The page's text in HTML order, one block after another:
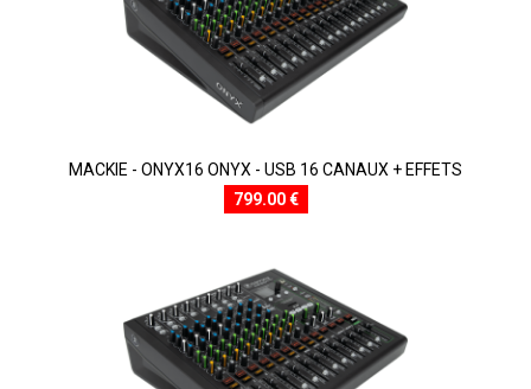
MACKIE - ONYX16 ONYX - USB 16 CANAUX + EFFETS
799.00 €